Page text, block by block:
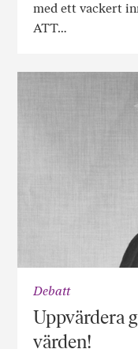
med ett vackert
ATT…
Debatt
Uppvärdera
värden!